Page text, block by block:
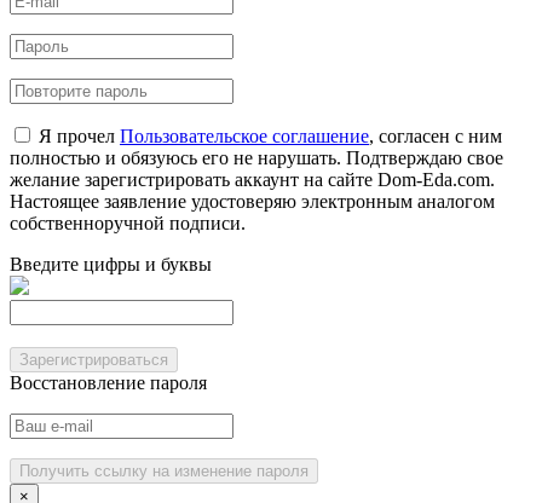
Я прочел Пользовательское соглашение, согласен с ним
полностью и обязуюсь его не нарушать. Подтверждаю свое
желание зарегистрировать аккаунт на сайте Dom-Eda.com.
Настоящее заявление удостоверяю электронным аналогом
собственноручной подписи.
Введите цифры и буквы
Зарегистрироваться
Восстановление пароля
Получить ссылку на изменение пароля
×